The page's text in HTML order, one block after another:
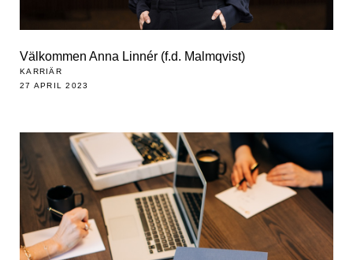
Välkommen Anna Linnér (f.d. Malmqvist)
KARRIÄR
27 APRIL 2023